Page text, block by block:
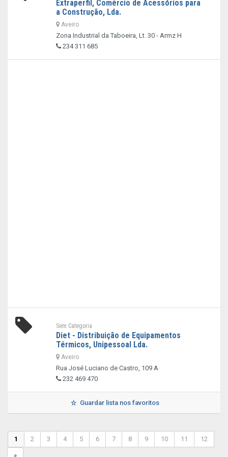
Extraperfil, Comércio de Acessórios para
a Construção, Lda.
Aveiro
Zona Industrial da Taboeira, Lt. 30 - Armz H
234 311 685
Sem Categoria
Diet - Distribuição de Equipamentos
Térmicos, Unipessoal Lda.
Aveiro
Rua José Luciano de Castro, 109 A
232 469 470
Guardar lista nos favoritos
1 2 3 4 5 6 7 8 9 10 11 12
»